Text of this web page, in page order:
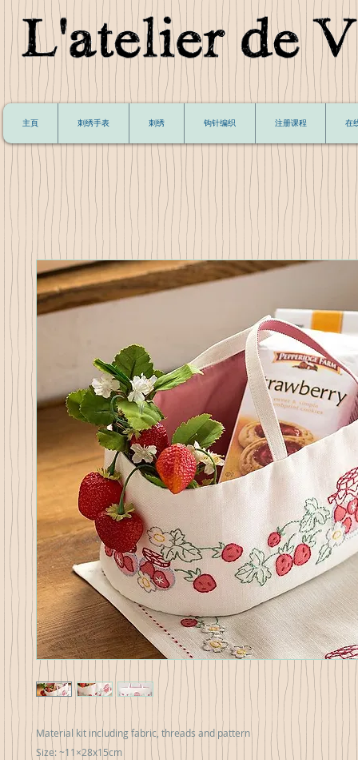
主頁 刺绣手表 刺绣 钩针编织 注册课程 在
Material kit including fabric, threads and pattern
Size: ~11×28x15cm